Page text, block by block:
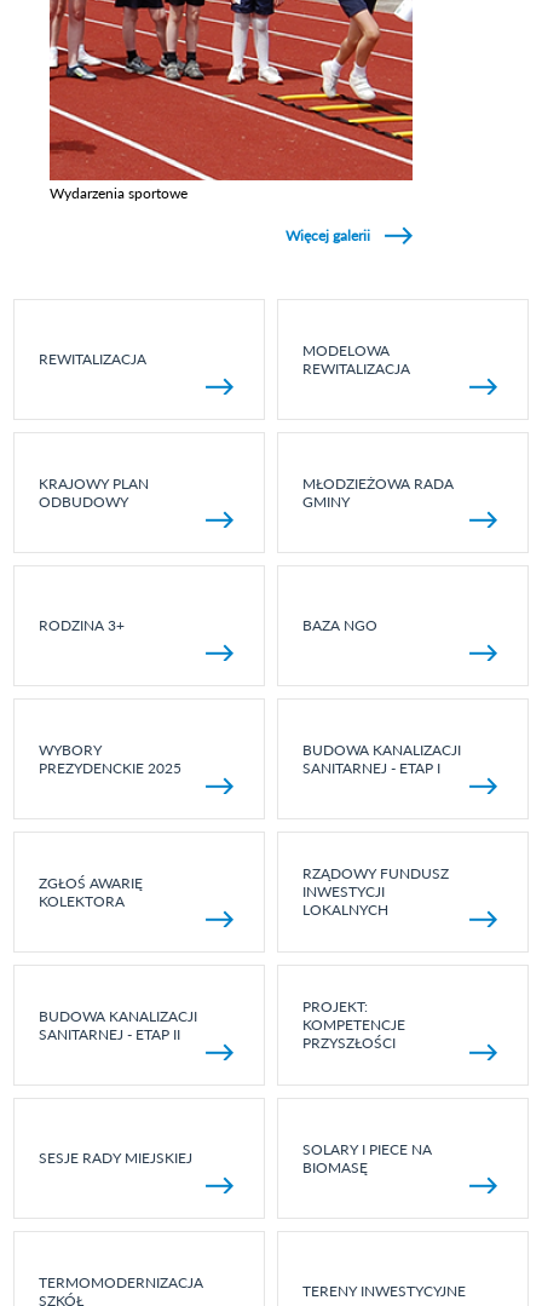
Wydarzenia sportowe
Więcej galerii
REWITALIZACJA
MODELOWA
REWITALIZACJA
KRAJOWY PLAN
ODBUDOWY
MŁODZIEŻOWA RADA
GMINY
RODZINA 3+ BAZA NGO
WYBORY
PREZYDENCKIE 2025
BUDOWA KANALIZACJI
SANITARNEJ - ETAP I
ZGŁOŚ AWARIĘ
KOLEKTORA
RZĄDOWY FUNDUSZ
INWESTYCJI
LOKALNYCH
BUDOWA KANALIZACJI
SANITARNEJ - ETAP II
PROJEKT:
KOMPETENCJE
PRZYSZŁOŚCI
SESJE RADY MIEJSKIEJ
SOLARY I PIECE NA
BIOMASĘ
TERMOMODERNIZACJA
SZKÓŁ
TERENY INWESTYCYJNE